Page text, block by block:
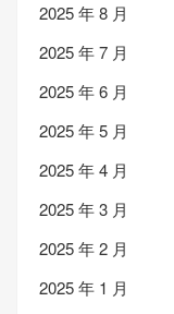
2025 年 8 月
2025 年 7 月
2025 年 6 月
2025 年 5 月
2025 年 4 月
2025 年 3 月
2025 年 2 月
2025 年 1 月